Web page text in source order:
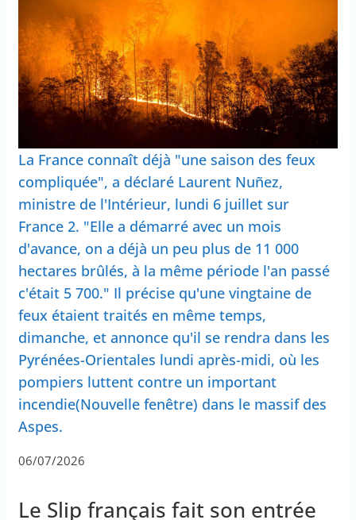
La France connaît déjà "une saison des feux
compliquée", a déclaré Laurent Nuñez,
ministre de l'Intérieur, lundi 6 juillet sur
France 2. "Elle a démarré avec un mois
d'avance, on a déjà un peu plus de 11 000
hectares brûlés, à la même période l'an passé
c'était 5 700." Il précise qu'une vingtaine de
feux étaient traités en même temps,
dimanche, et annonce qu'il se rendra dans les
Pyrénées-Orientales lundi après-midi, où les
pompiers luttent contre un important
incendie(Nouvelle fenêtre) dans le massif des
Aspes.
06/07/2026
Le Slip français fait son entrée